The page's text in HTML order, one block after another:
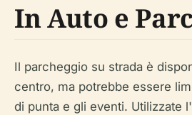
In Auto e
Il parcheggio su strada è
centro, ma potrebbe essere
di punta e gli eventi. Utilizzate l'